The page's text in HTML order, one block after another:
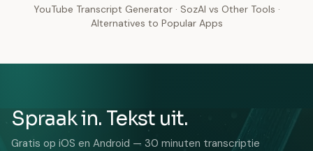
YouTube Transcript Generator· SozAI vs Other Tools ·
Alternatives to Popular Apps
Spraak in. Tekst uit.
Gratis op iOS en Android — 30 minuten transcriptie